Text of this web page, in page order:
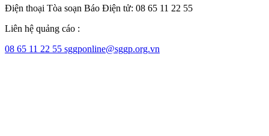
Điện thoại Tòa soạn Báo Điện tử: 08 65 11 22 55
Liên hệ quảng cáo :
08 65 11 22 55 sggponline@sggp.org.vn